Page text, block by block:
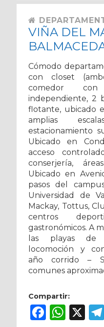
VIÑA DEL
Cómodo
con closet
comedor
independiente, 2
flotante, ubicado
amplias
estacionamiento
Ubicado en
acceso
conserjería,
Ubicado en
pasos del
Universidad de
Mackay, Tottus,
centros
gastronómicos. A
las playas de
locomoción y
año corrido –
comunes
Compartir:
X